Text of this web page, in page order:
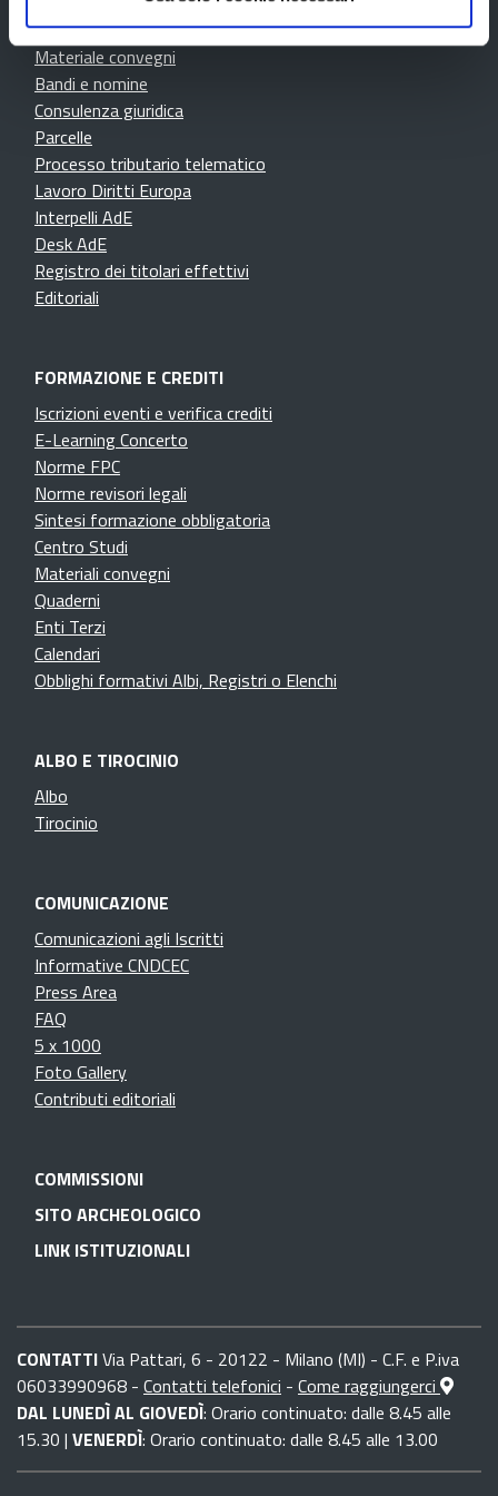
Strumenti di Lavoro
Materiale convegni
Bandi e nomine
Consulenza giuridica
Parcelle
Processo tributario telematico
Lavoro Diritti Europa
Interpelli AdE
Desk AdE
Registro dei titolari effettivi
Editoriali
FORMAZIONE E CREDITI
Iscrizioni eventi e verifica crediti
E-Learning Concerto
Norme FPC
Norme revisori legali
Sintesi formazione obbligatoria
Centro Studi
Materiali convegni
Quaderni
Enti Terzi
Calendari
Obblighi formativi Albi, Registri o Elenchi
ALBO E TIROCINIO
Albo
Tirocinio
COMUNICAZIONE
Comunicazioni agli Iscritti
Informative CNDCEC
Press Area
FAQ
5 x 1000
Foto Gallery
Contributi editoriali
COMMISSIONI
SITO ARCHEOLOGICO
LINK ISTITUZIONALI
CONTATTIVia Pattari, 6 - 20122 - Milano (MI) - C.F. e P.iva
06033990968 - Contatti telefonici - Come raggiungerci
DAL LUNEDÌ AL GIOVEDÌ: Orario continuato: dalle 8.45 alle
15.30 | VENERDÌ: Orario continuato: dalle 8.45 alle 13.00